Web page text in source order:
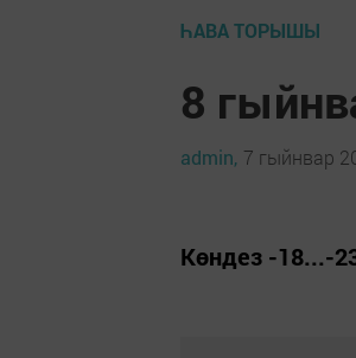
ҺАВА ТОРЫШЫ
8
admin, 7 гыйнвар
Көндез -18...-